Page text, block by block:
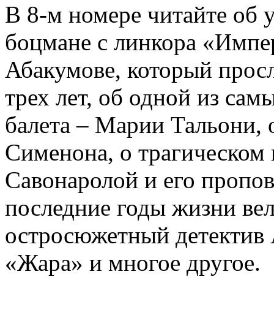
В 8-м номере читайте об
боцмане с линкора
Абакумове, который
трех лет, об одной из
балета – Марии
Сименона, о трагическом
Савонаролой и его
последние годы жизни
остросюжетный детектив
«Жара» и многое другое.